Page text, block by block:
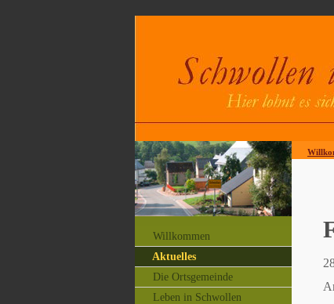
Willkommen
Aktuelles
Die Ortsgemeinde
Leben in Schwollen